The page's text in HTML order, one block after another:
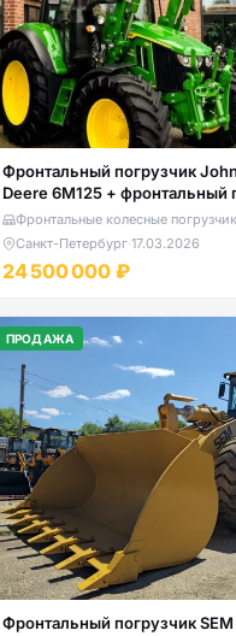
Фронтальный погрузчик
Deere 6M125 + фронтальный
John Deere 623R
Фронтальные колесные
Санкт-Петербург·17.03.2026
24 500 000 ₽
ПРОДАЖА
Фронтальный погрузчик